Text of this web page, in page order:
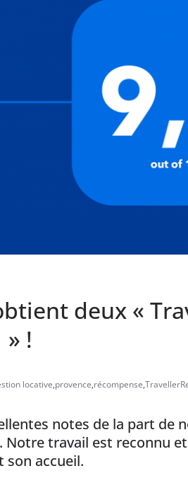
deux «
» !
locative,provence,récompense,
notes de la part de
Notre travail est reconnu
son accueil.